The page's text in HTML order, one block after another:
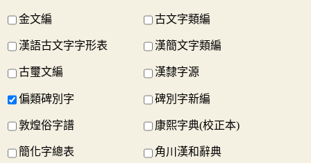
金文編 古文字類編
漢語古文字字形表 漢簡文字類編
古璽文編 漢隸字源
偏類碑別字 碑別字新編
敦煌俗字譜 康熙字典(校正本)
簡化字總表 角川漢和辭典